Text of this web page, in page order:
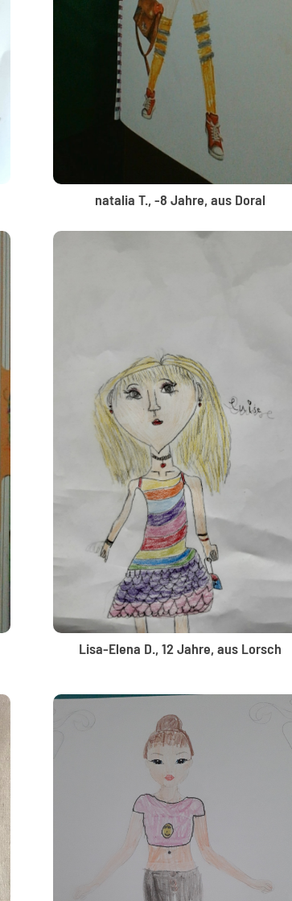
natalia T., -8 Jahre, aus Doral
Lisa-Elena D., 12 Jahre, aus Lorsch